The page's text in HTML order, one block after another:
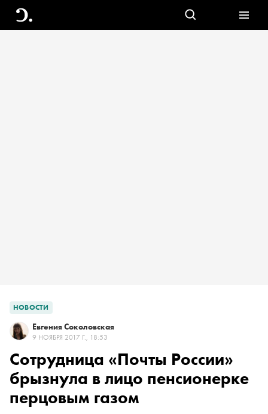
НОВОСТИ
Евгения Соколовская
9 НОЯБРЯ 2017 Г., 18:53
Сотрудница «Почты России»
брызнула в лицо пенсионерке
перцовым газом